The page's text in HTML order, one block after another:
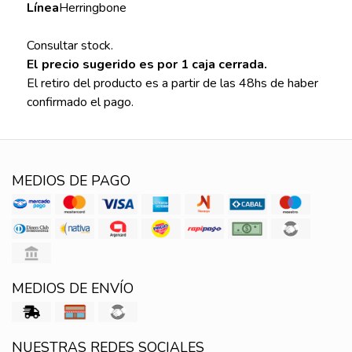
LíneaHerringbone
Consultar stock.
El precio sugerido es por 1 caja cerrada.
El retiro del producto es a partir de las 48hs de haber
confirmado el pago.
MEDIOS DE PAGO
MEDIOS DE ENVÍO
NUESTRAS REDES SOCIALES